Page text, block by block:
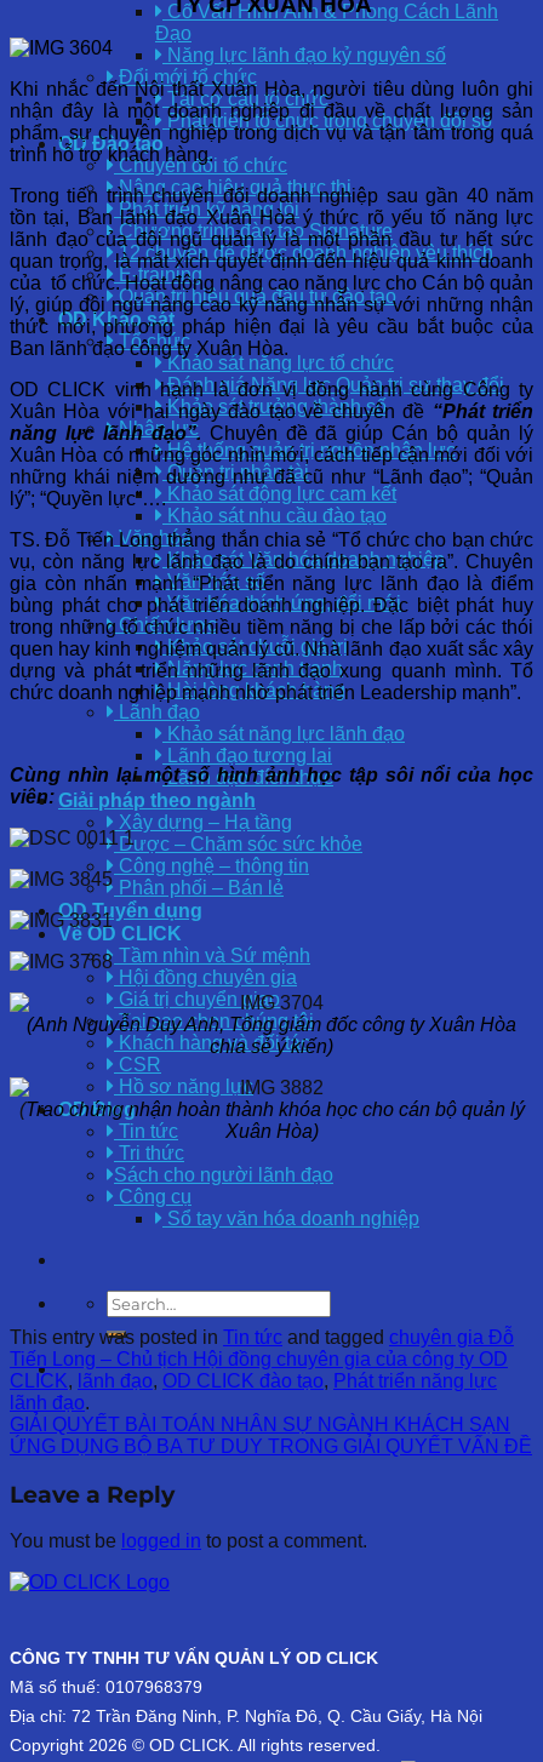
Cố Vấn Hình Ảnh & Phong Cách Lãnh
Đạo
Năng lực lãnh đạo kỷ nguyên số
Đổi mới tổ chức
Tái cơ cấu tổ chức
Phát triển tổ chức trong chuyển đổi số
OD Đào tạo
Chuyển đổi tổ chức
Nâng cao hiệu quả thực thi
Phát triển kỹ năng lõi
Chương trình đào tạo Signature
12 chuyên đề được doanh nghiệp yêu thích
E-training
Quản trị hiệu quả đầu tư đào tạo
OD Khảo sát
Tổ chức
Khảo sát năng lực tổ chức
Đánh giá Năng lực Quản trị sự thay đổi
Khảo sát trưởng thành số
Nhân lực
Hệ thống quản trị nguồn nhân lực
Quản trị nhân tài
Khảo sát động lực cam kết
Khảo sát nhu cầu đào tạo
Văn hóa
Khảo sát Văn hóa doanh nghiệp
Văn hóa số
Văn hóa thích ứng, đổi mới
Chiến lược
Khảo sát chuỗi giá trị
Năng lực cạnh tranh
Hài lòng khách hàng
Lãnh đạo
Khảo sát năng lực lãnh đạo
Lãnh đạo tương lai
Lãnh đạo đích thực
Giải pháp theo ngành
Xây dựng – Hạ tầng
Dược – Chăm sóc sức khỏe
Công nghệ – thông tin
Phân phối – Bán lẻ
OD Tuyển dụng
Về OD CLICK
Tầm nhìn và Sứ mệnh
Hội đồng chuyên gia
Giá trị chuyển giao
Tại sao chọn chúng tôi
Khách hàng và đối tác
CSR
Hồ sơ năng lực
OD Blog
Tin tức
Tri thức
Sách cho người lãnh đạo
Công cụ
Sổ tay văn hóa doanh nghiệp
Khi nhắc đến Nội thất Xuân Hòa, người tiêu dùng luôn ghi
nhận đây là một doanh nghiệp đi đầu về chất lượng sản
phẩm, sự chuyên nghiệp trong dịch vụ và tận tâm trong quá
trình hỗ trợ khách hàng.
Trong tiến trình chuyển đổi doanh nghiệp sau gần 40 năm
tồn tại, Ban lãnh đạo Xuân Hòa ý thức rõ yếu tố năng lực
lãnh đạo của đội ngũ quản lý là một phần đầu tư hết sức
quan trọng, là mắt xích quyết định đến hiệu quả kinh doanh
của tổ chức. Hoạt động nâng cao năng lực cho Cán bộ quản
lý, giúp đội ngũ nâng cao kỹ năng nhân sự với những nhận
thức mới, phương pháp hiện đại là yêu cầu bắt buộc của
Ban lãnh đạo công ty Xuân Hòa.
OD CLICK vinh hạnh là đơn vị đồng hành cùng Công ty
Xuân Hòa với hai ngày đào tạo về chuyên đề “Phát triển
năng lực lãnh đạo”. Chuyên đề đã giúp Cán bộ quản lý
Xuân Hòa có những góc nhìn mới, cách tiếp cận mới đối với
những khái niệm dường như đã cũ như “Lãnh đạo”; “Quản
lý”; “Quyền lực”….
TS. Đỗ Tiến Long thẳng thắn chia sẻ “Tổ chức cho bạn chức
vụ, còn năng lực lãnh đạo là do chính bạn tạo ra”. Chuyên
gia còn nhấn mạnh “Phát triển năng lực lãnh đạo là điểm
bùng phát cho phát triển doanh nghiệp. Đặc biệt phát huy
trong những tổ chức nhiều tiềm năng bị che lấp bởi các thói
quen hay kinh nghiệm quản lý cũ. Nhà lãnh đạo xuất sắc xây
dựng và phát triển những lãnh đạo xung quanh mình. Tổ
chức doanh nghiệp mạnh nhờ phát triển Leadership mạnh”.
Cùng nhìn lại một số hình ảnh học tập sôi nổi của học
viên:
(Anh Nguyễn Duy Anh, Tổng giám đốc công ty Xuân Hòa
chia sẻ ý kiến)
(Trao chứng nhận hoàn thành khóa học cho cán bộ quản lý
Xuân Hòa)
This entry was posted in Tin tức and tagged chuyên gia Đỗ
Tiến Long – Chủ tịch Hội đồng chuyên gia của công ty OD
CLICK, lãnh đạo, OD CLICK đào tạo, Phát triển năng lực
lãnh đạo.
GIẢI QUYẾT BÀI TOÁN NHÂN SỰ NGÀNH KHÁCH SẠN
ỨNG DỤNG BỘ BA TƯ DUY TRONG GIẢI QUYẾT VẤN ĐỀ
Leave a Reply
You must be logged in to post a comment.
CÔNG TY TNHH TƯ VẤN QUẢN LÝ OD CLICK
Mã số thuế: 0107968379
Địa chỉ: 72 Trần Đăng Ninh, P. Nghĩa Đô, Q. Cầu Giấy, Hà Nội
Copyright 2026 © OD CLICK. All rights reserved.